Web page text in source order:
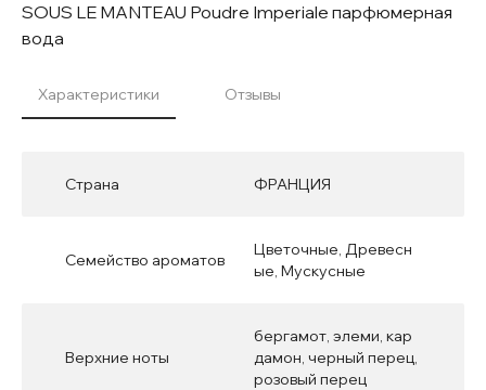
SOUS LE MANTEAU Poudre Imperiale парфюмерная
вода
Характеристики Отзывы
Страна ФРАНЦИЯ
Семейство ароматов
Цветочные, Древесн
ые, Мускусные
Верхние ноты
бергамот, элеми, кар
дамон, черный перец,
розовый перец